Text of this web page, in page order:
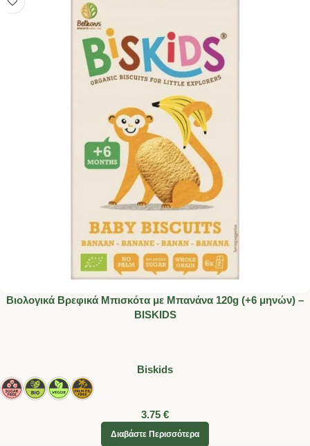
Βιολογικά Βρεφικά Μπισκότα με Μπανάνα 120g (+6 μηνών) –
BISKIDS
Biskids
3.75 €
Διαβάστε Περισσότερα